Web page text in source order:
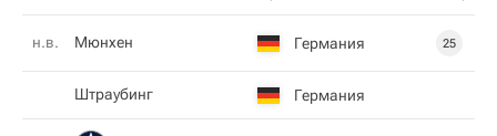
н.в. Мюнхен Германия 25
Штраубинг Германия